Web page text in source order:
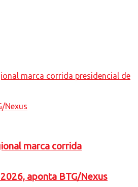
marca corrida
aponta BTG/Nexus